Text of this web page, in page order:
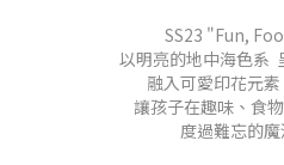
SS23 "Fun,
以明亮的地中海色系
融入可愛印花元
讓孩子在趣味、食
度過難忘的